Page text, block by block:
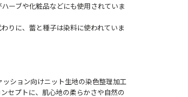
ーブや化粧品などにも使用されていま
りに、蕾と種子は染料に使われていま
ション向けニット生地の染色整理加工
セプトに、肌心地の柔らかさや自然の